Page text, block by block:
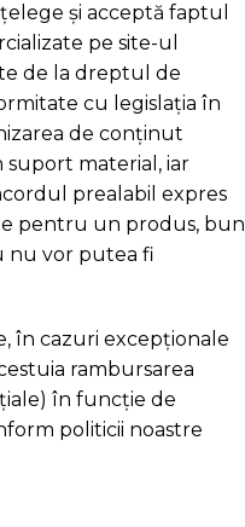
și acceptă faptul
pe site-ul
de la dreptul de
cu legislația în
de conținut
material, iar
prealabil expres
pentru un produs, bun
nu vor putea fi
în cazuri excepționale
rambursarea
în funcție de
politicii noastre